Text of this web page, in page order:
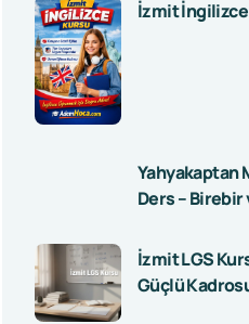
İzmit
Yahyakaptan
Ders –
İzmit LGS
Güçlü